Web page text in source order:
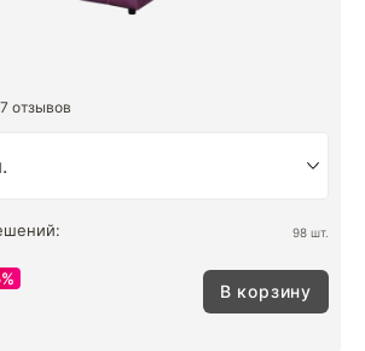
отзывов
98 шт.
В корзину